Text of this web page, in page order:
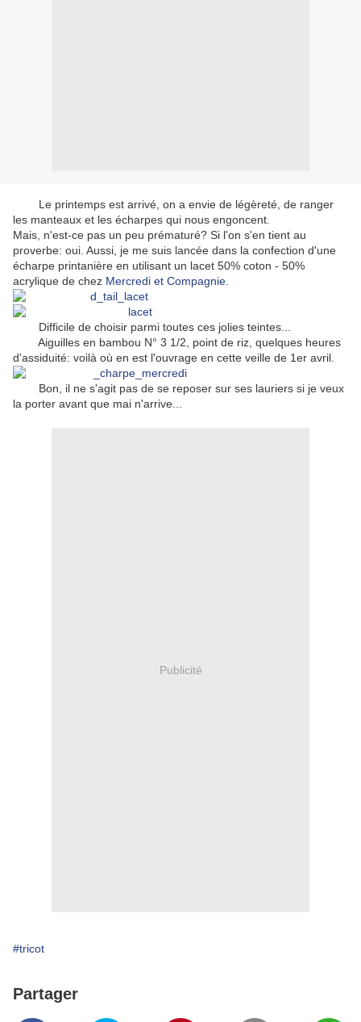
Le printemps est arrivé, on a envie de légèreté, de ranger
les manteaux et les écharpes qui nous engoncent.
Mais, n'est-ce pas un peu prématuré? Si l'on s'en tient au
proverbe: oui. Aussi, je me suis lancée dans la confection d'une
écharpe printanière en utilisant un lacet 50% coton - 50%
acrylique de chez Mercredi et Compagnie.
Difficile de choisir parmi toutes ces jolies teintes...
Aiguilles en bambou N° 3 1/2, point de riz, quelques heures
d'assiduité: voilà où en est l'ouvrage en cette veille de 1er avril.
Bon, il ne s'agit pas de se reposer sur ses lauriers si je veux
la porter avant que mai n'arrive...
Publicité
#tricot
Partager